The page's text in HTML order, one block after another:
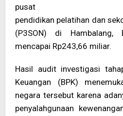
pusat
pendidikan pelatihan dan
(P3SON) di Hambalang,
mencapai Rp243,66 miliar.
Hasil audit investigasi
Keuangan (BPK)
negara tersebut karena
penyalahgunaan